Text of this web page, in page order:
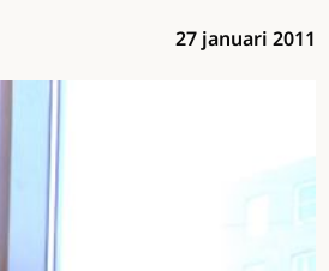
27 januari 2011